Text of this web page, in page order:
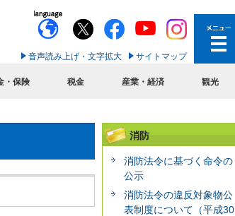
音声読み上げ・文字拡大 サイトマップ
・保険 税金 産業・経済 観光
消防
消防法令に基づく命令の
公示
消防法令の違反対象物公
表制度について（平成30